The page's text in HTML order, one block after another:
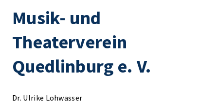
Musik- und
Theaterverein
Quedlinburg e. V.
Dr. Ulrike Lohwasser